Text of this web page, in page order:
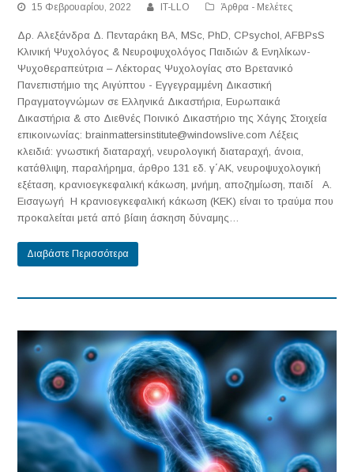
15 Φεβρουαρίου, 2022 IT-LLO Άρθρα - Μελέτες
Δρ. Αλεξάνδρα Δ. Πενταράκη BA, MSc, PhD, CPsychol, AFBPsS
Κλινική Ψυχολόγος & Νευροψυχολόγος Παιδιών & Ενηλίκων-
Ψυχοθεραπεύτρια – Λέκτορας Ψυχολογίας στο Βρετανικό
Πανεπιστήμιο της Αιγύπτου - Εγγεγραμμένη Δικαστική
Πραγματογνώμων σε Ελληνικά Δικαστήρια, Ευρωπαικά
Δικαστήρια & στο Διεθνές Ποινικό Δικαστήριο της Χάγης Στοιχεία
επικοινωνίας: brainmattersinstitute@windowslive.com Λέξεις
κλειδιά: γνωστική διαταραχή, νευρολογική διαταραχή, άνοια,
κατάθλιψη, παραλήρημα, άρθρο 131 εδ. γ΄ΑΚ, νευροψυχολογική
εξέταση, κρανιοεγκεφαλική κάκωση, μνήμη, αποζημίωση, παιδί Α.
Εισαγωγή Η κρανιοεγκεφαλική κάκωση (ΚΕΚ) είναι το τραύμα που
προκαλείται μετά από βίαιη άσκηση δύναμης…
Διαβάστε Περισσότερα